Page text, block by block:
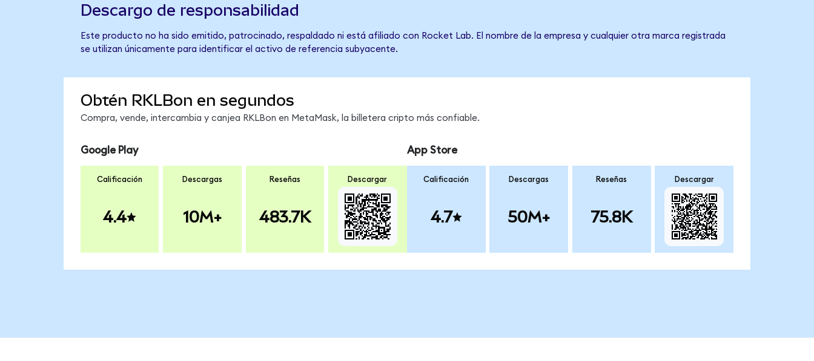
Descargo de responsabilidad
Este producto no ha sido emitido, patrocinado, respaldado ni está afiliado con Rocket Lab. El nombre de la empresa y cualquier otra marca registrada
se utilizan únicamente para identificar el activo de referencia subyacente.
Obtén RKLBon en segundos
Compra, vende, intercambia y canjea RKLBon en MetaMask, la billetera cripto más confiable.
Google Play
Calificación
4.4
Descargas
10M+
Reseñas
483.7K
Descargar
App Store
Calificación
4.7
Descargas
50M+
Reseñas
75.8K
Descargar